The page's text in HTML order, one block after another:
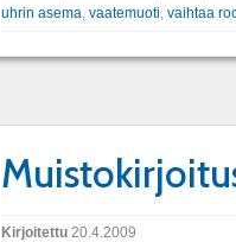
uhrin asema vaatemuoti vaihtaa
Kirjoitettu20.4.2009